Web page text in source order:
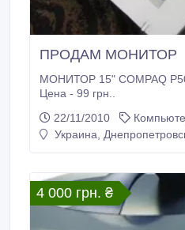
ПРОДАМ МОНИТОР
МОНИТОР 15" COMPAQ
Цена - 99 грн..
22/11/2010
Украина,
4 000 грн. ₴